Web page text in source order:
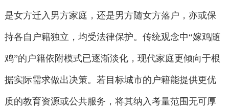
是女方迁入男方家庭，还是男方随女方落户，亦或保
持各自户籍独立，均受法律保护。传统观念中“嫁鸡随
鸡”的户籍依附模式已逐渐淡化，现代家庭更倾向于根
据实际需求做出决策。若目标城市的户籍能提供更优
质的教育资源或公共服务，将其纳入考量范围无可厚